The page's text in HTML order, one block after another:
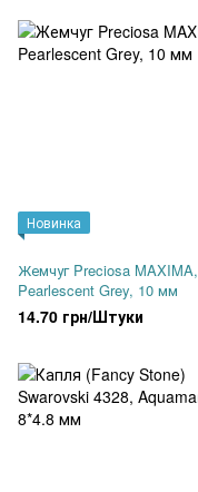
Новинка
Жемчуг Preciosa MAXIMA,
Pearlescent Grey, 10 мм
14.70 грн/Штуки